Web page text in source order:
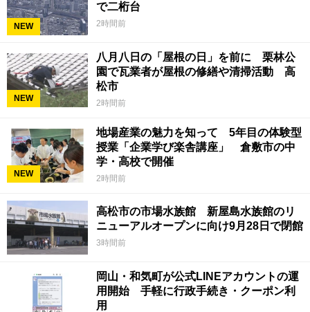
NEW
で二桁台
2時間前
NEW
八月八日の「屋根の日」を前に 栗林公
園で瓦業者が屋根の修繕や清掃活動 高
松市
2時間前
NEW
地場産業の魅力を知って 5年目の体験型
授業「企業学び楽舎講座」 倉敷市の中
学・高校で開催
2時間前
高松市の市場水族館 新屋島水族館のリ
ニューアルオープンに向け9月28日で閉館
3時間前
岡山・和気町が公式LINEアカウントの運
用開始 手軽に行政手続き・クーポン利
用